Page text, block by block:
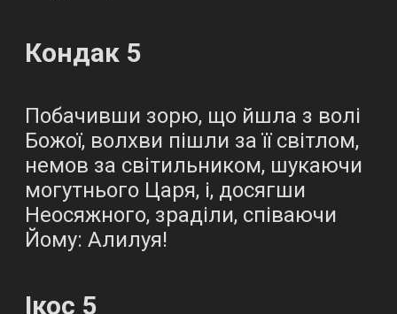
Кондак 5
Побачивши зорю, що йшла з волі
Божої, волхви пішли за її світлом,
немов за світильником, шукаючи
могутнього Царя, і, досягши
Неосяжного, зраділи, співаючи
Йому: Алилуя!
Ікос 5